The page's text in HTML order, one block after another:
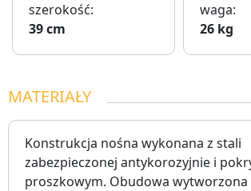
szerokość:
39 cm
waga:
26 kg
MATERIAŁY
Konstrukcja nośna wykonana z stali
zabezpieczonej antykorozyjnie i
proszkowym. Obudowa wytworzona